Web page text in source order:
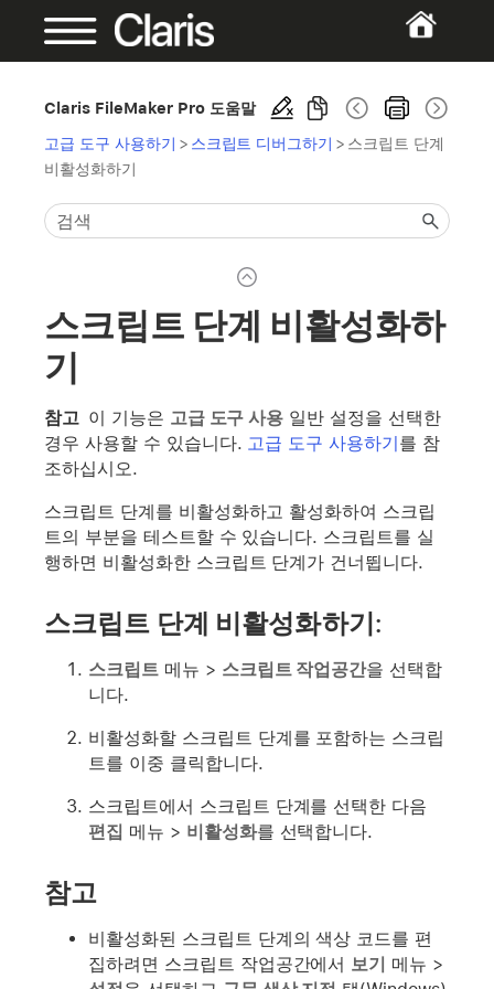
Claris FileMaker Pro 도움말
고급 도구 사용하기 > 스크립트 디버그하기 > 스크립트 단계
비활성화하기
스크립트 단계 비활성화하
기
참고 이 기능은 고급 도구 사용 일반 설정을 선택한
경우 사용할 수 있습니다. 고급 도구 사용하기를 참
조하십시오.
스크립트 단계를 비활성화하고 활성화하여 스크립
트의 부분을 테스트할 수 있습니다. 스크립트를 실
행하면 비활성화한 스크립트 단계가 건너뜁니다.
스크립트 단계 비활성화하기:
스크립트메뉴 > 스크립트 작업공간을 선택합
니다.
비활성화할 스크립트 단계를 포함하는 스크립
트를 이중 클릭합니다.
스크립트에서 스크립트 단계를 선택한 다음
편집 메뉴 > 비활성화를 선택합니다.
참고
비활성화된 스크립트 단계의 색상 코드를 편
집하려면 스크립트 작업공간에서 보기 메뉴 >